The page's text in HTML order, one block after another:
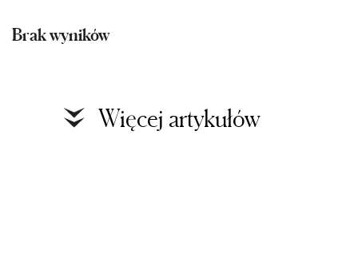
Brak wyników
Więcej artykułów